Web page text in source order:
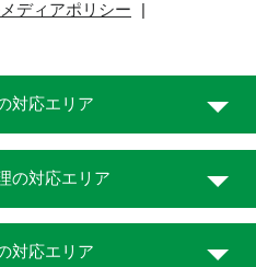
ディアポリシー
対応エリア
の対応エリア
対応エリア